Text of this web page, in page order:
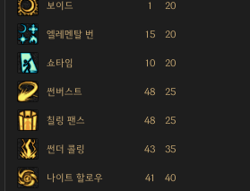
보이드 1 20
엘레멘탈 번 15 20
쇼타임 10 20
썬버스트 48 25
칠링 팬스 48 25
썬더 콜링 43 35
나이트 할로우 41 40